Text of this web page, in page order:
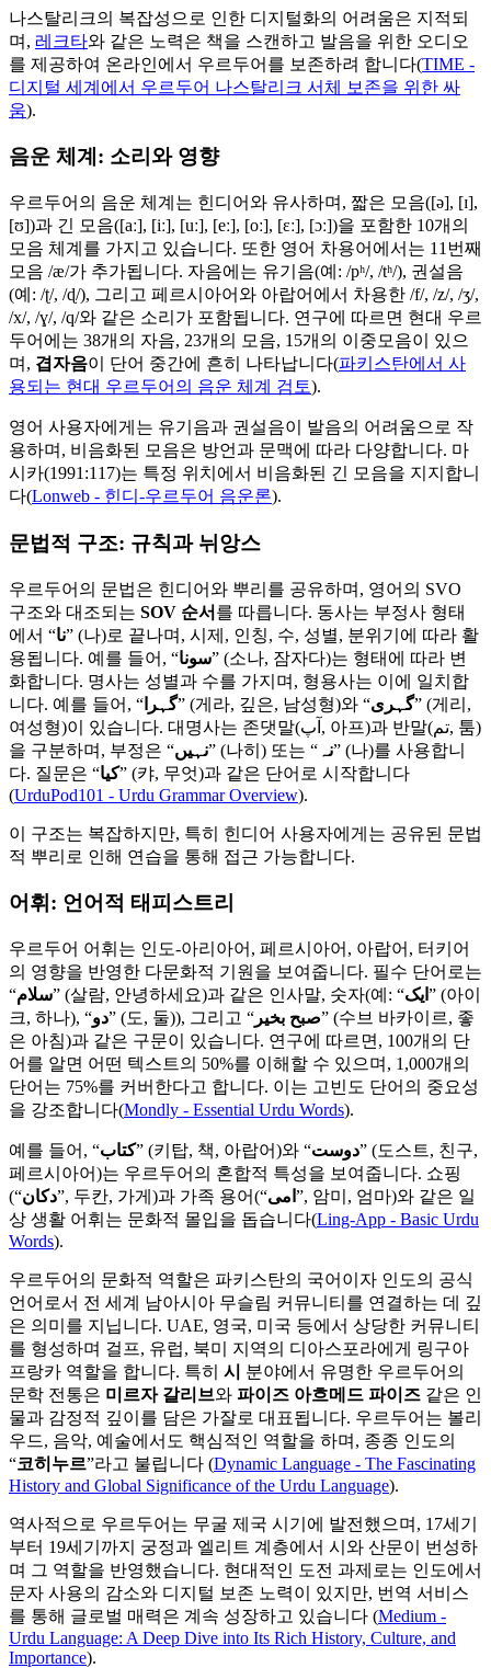
나스탈리크의 복잡성으로 인한 디지털화의 어려움은 지적되
며, 레크타와 같은 노력은 책을 스캔하고 발음을 위한 오디오
를 제공하여 온라인에서 우르두어를 보존하려 합니다(TIME -
디지털 세계에서 우르두어 나스탈리크 서체 보존을 위한 싸
움).
음운 체계: 소리와 영향
우르두어의 음운 체계는 힌디어와 유사하며, 짧은 모음([ə], [ɪ],
[ʊ])과 긴 모음([aː], [iː], [uː], [eː], [oː], [ɛː], [ɔː])을 포함한 10개의
모음 체계를 가지고 있습니다. 또한 영어 차용어에서는 11번째
모음 /æ/가 추가됩니다. 자음에는 유기음(예: /pʰ/, /tʰ/), 권설음
(예: /ʈ/, /ɖ/), 그리고 페르시아어와 아랍어에서 차용한 /f/, /z/, /ʒ/,
/x/, /ɣ/, /q/와 같은 소리가 포함됩니다. 연구에 따르면 현대 우르
두어에는 38개의 자음, 23개의 모음, 15개의 이중모음이 있으
며, 겹자음이 단어 중간에 흔히 나타납니다(파키스탄에서 사
용되는 현대 우르두어의 음운 체계 검토).
영어 사용자에게는 유기음과 권설음이 발음의 어려움으로 작
용하며, 비음화된 모음은 방언과 문맥에 따라 다양합니다. 마
시카(1991:117)는 특정 위치에서 비음화된 긴 모음을 지지합니
다(Lonweb - 힌디-우르두어 음운론).
문법적 구조: 규칙과 뉘앙스
우르두어의 문법은 힌디어와 뿌리를 공유하며, 영어의 SVO
구조와 대조되는 SOV 순서 를 따릅니다. 동사는 부정사 형태
에서 “نا” (나)로 끝나며, 시제, 인칭, 수, 성별, 분위기에 따라 활
용됩니다. 예를 들어, “سونا” (소나, 잠자다)는 형태에 따라 변
화합니다. 명사는 성별과 수를 가지며, 형용사는 이에 일치합
니다. 예를 들어, “ گہرا” (게라, 깊은, 남성형)와 “گہری” (게리,
여성형)이 있습니다. 대명사는 존댓말(آپ, 아프)과 반말(تم, 툼)
을 구분하며, 부정은 “نہیں” (나히) 또는 “ نہ” (나)를 사용합니
다. 질문은 “کیا” (캬, 무엇)과 같은 단어로 시작합니다
(UrduPod101 - Urdu Grammar Overview).
이 구조는 복잡하지만, 특히 힌디어 사용자에게는 공유된 문법
적 뿌리로 인해 연습을 통해 접근 가능합니다.
어휘: 언어적 태피스트리
우르두어 어휘는 인도-아리아어, 페르시아어, 아랍어, 터키어
의 영향을 반영한 다문화적 기원을 보여줍니다. 필수 단어로는
“سلام” (살람, 안녕하세요)과 같은 인사말, 숫자(예: “ایک ” (아이
크, 하나), “دو” (도, 둘)), 그리고 “ صبح بخیر” (수브 바카이르, 좋
은 아침)과 같은 구문이 있습니다. 연구에 따르면, 100개의 단
어를 알면 어떤 텍스트의 50%를 이해할 수 있으며, 1,000개의
단어는 75%를 커버한다고 합니다. 이는 고빈도 단어의 중요성
을 강조합니다(Mondly - Essential Urdu Words).
예를 들어, “کتاب” (키탑, 책, 아랍어)와 “دوست” (도스트, 친구,
페르시아어)는 우르두어의 혼합적 특성을 보여줍니다. 쇼핑
(“دکان”, 두칸, 가게)과 가족 용어(“امی ”, 암미, 엄마)와 같은 일
상 생활 어휘는 문화적 몰입을 돕습니다(Ling-App - Basic Urdu
Words).
우르두어의 문화적 역할은 파키스탄의 국어이자 인도의 공식
언어로서 전 세계 남아시아 무슬림 커뮤니티를 연결하는 데 깊
은 의미를 지닙니다. UAE, 영국, 미국 등에서 상당한 커뮤니티
를 형성하며 걸프, 유럽, 북미 지역의 디아스포라에게 링구아
프랑카 역할을 합니다. 특히 시
분야에서 유명한 우르두어의
문학 전통은 미르자 갈리브와 파이즈 아흐메드 파이즈 같은 인
물과 감정적 깊이를 담은 가잘로 대표됩니다. 우르두어는 볼리
우드, 음악, 예술에서도 핵심적인 역할을 하며, 종종 인도의
“코히누르”라고 불립니다 (Dynamic Language - The Fascinating
History and Global Significance of the Urdu Language).
역사적으로 우르두어는 무굴 제국 시기에 발전했으며, 17세기
부터 19세기까지 궁정과 엘리트 계층에서 시와 산문이 번성하
며 그 역할을 반영했습니다. 현대적인 도전 과제로는 인도에서
문자 사용의 감소와 디지털 보존 노력이 있지만, 번역 서비스
를 통해 글로벌 매력은 계속 성장하고 있습니다 (Medium -
Urdu Language: A Deep Dive into Its Rich History, Culture, and
Importance).